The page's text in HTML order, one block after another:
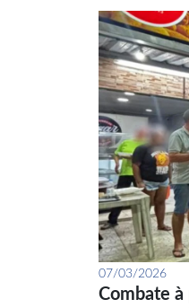
07/03/2026
Combate à